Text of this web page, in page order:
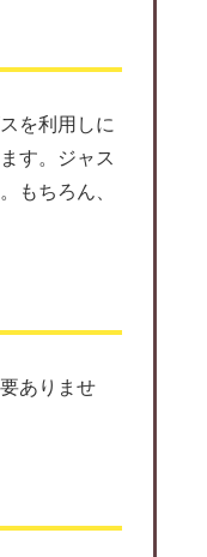
を利用しに
す。ジャス
もちろん、
ありませ